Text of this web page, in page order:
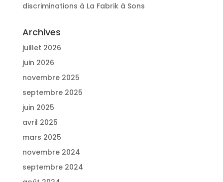
discriminations à La Fabrik à Sons
Archives
juillet 2026
juin 2026
novembre 2025
septembre 2025
juin 2025
avril 2025
mars 2025
novembre 2024
septembre 2024